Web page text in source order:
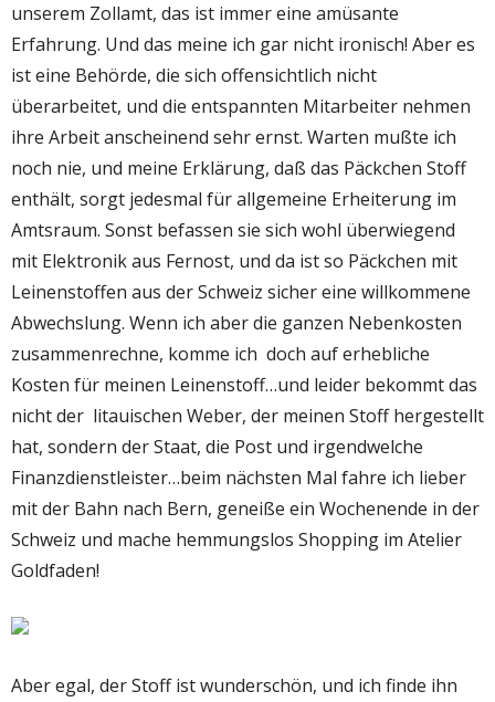
unserem Zollamt, das ist immer eine amüsante
Erfahrung. Und das meine ich gar nicht ironisch! Aber es
ist eine Behörde, die sich offensichtlich nicht
überarbeitet, und die entspannten Mitarbeiter nehmen
ihre Arbeit anscheinend sehr ernst. Warten mußte ich
noch nie, und meine Erklärung, daß das Päckchen Stoff
enthält, sorgt jedesmal für allgemeine Erheiterung im
Amtsraum. Sonst befassen sie sich wohl überwiegend
mit Elektronik aus Fernost, und da ist so Päckchen mit
Leinenstoffen aus der Schweiz sicher eine willkommene
Abwechslung. Wenn ich aber die ganzen Nebenkosten
zusammenrechne, komme ich doch auf erhebliche
Kosten für meinen Leinenstoff…und leider bekommt das
nicht der litauischen Weber, der meinen Stoff hergestellt
hat, sondern der Staat, die Post und irgendwelche
Finanzdienstleister…beim nächsten Mal fahre ich lieber
mit der Bahn nach Bern, geneiße ein Wochenende in der
Schweiz und mache hemmungslos Shopping im Atelier
Goldfaden!
Aber egal, der Stoff ist wunderschön, und ich finde ihn